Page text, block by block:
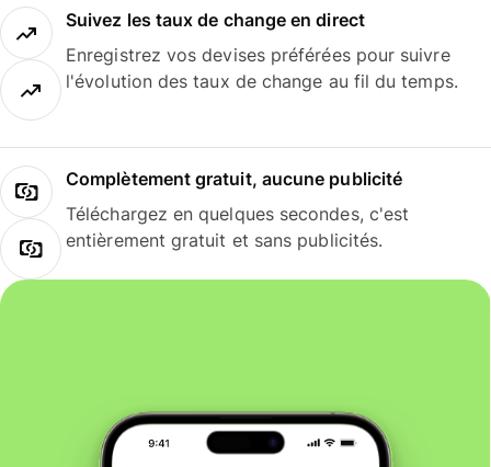
Suivez les taux de change en direct
Enregistrez vos devises préférées pour suivre
l'évolution des taux de change au fil du temps.
Complètement gratuit, aucune publicité
Téléchargez en quelques secondes, c'est
entièrement gratuit et sans publicités.